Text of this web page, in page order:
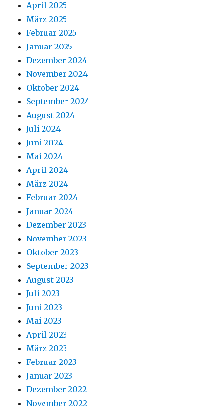
April 2025
März 2025
Februar 2025
Januar 2025
Dezember 2024
November 2024
Oktober 2024
September 2024
August 2024
Juli 2024
Juni 2024
Mai 2024
April 2024
März 2024
Februar 2024
Januar 2024
Dezember 2023
November 2023
Oktober 2023
September 2023
August 2023
Juli 2023
Juni 2023
Mai 2023
April 2023
März 2023
Februar 2023
Januar 2023
Dezember 2022
November 2022